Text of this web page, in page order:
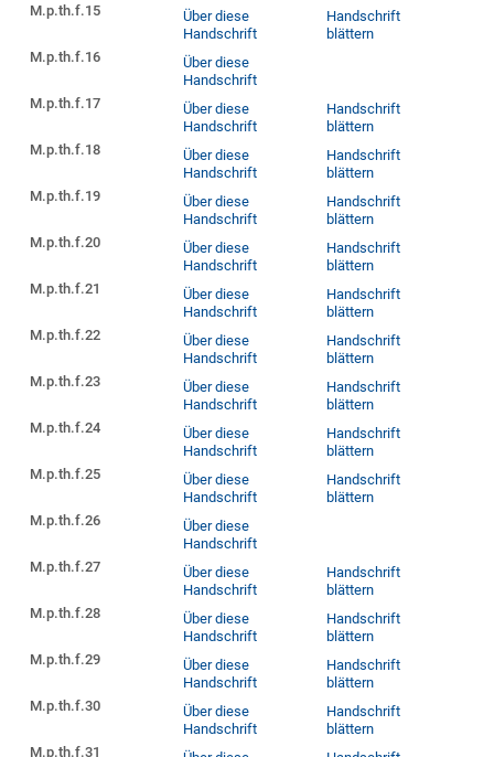
M.p.th.f.15
Über diese
Handschrift
Handschrift
blättern
M.p.th.f.16
Über diese
Handschrift
M.p.th.f.17
Über diese
Handschrift
Handschrift
blättern
M.p.th.f.18
Über diese
Handschrift
Handschrift
blättern
M.p.th.f.19
Über diese
Handschrift
Handschrift
blättern
M.p.th.f.20
Über diese
Handschrift
Handschrift
blättern
M.p.th.f.21
Über diese
Handschrift
Handschrift
blättern
M.p.th.f.22
Über diese
Handschrift
Handschrift
blättern
M.p.th.f.23
Über diese
Handschrift
Handschrift
blättern
M.p.th.f.24
Über diese
Handschrift
Handschrift
blättern
M.p.th.f.25
Über diese
Handschrift
Handschrift
blättern
M.p.th.f.26
Über diese
Handschrift
M.p.th.f.27
Über diese
Handschrift
Handschrift
blättern
M.p.th.f.28
Über diese
Handschrift
Handschrift
blättern
M.p.th.f.29
Über diese
Handschrift
Handschrift
blättern
M.p.th.f.30
Über diese
Handschrift
Handschrift
blättern
M.p.th.f.31